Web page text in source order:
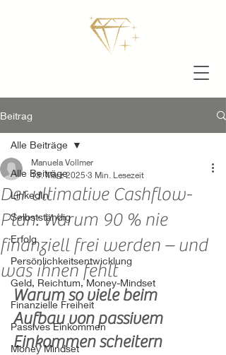
Beitrag
Alle Beiträge
LinkedIn
Selbstständig
Erfolg
Persönlichkeitsentwicklung
Geld, Reichtum, Money-Mindset
Finanzielle Freiheit
Passives Einkommen
Money Mindset
Alle Beiträge
Der ultimative Cashflow-
Plan: Warum 90 % nie
finanziell frei werden – und
was ihnen fehlt
Manuela Vollmer
13. März 2025 3 Min. Lesezeit
Warum so viele beim
Aufbau von passivem
Einkommen scheitern